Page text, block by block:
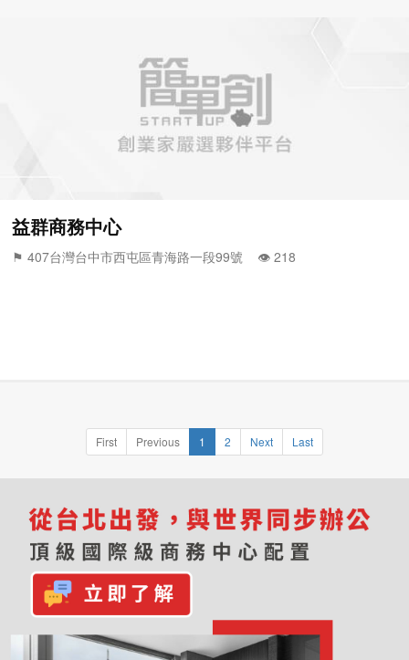
益群商務中心
⚑ 407台灣台中市西屯區青海路一段99號 👁️‍ 218
First Previous 1 2 Next Last